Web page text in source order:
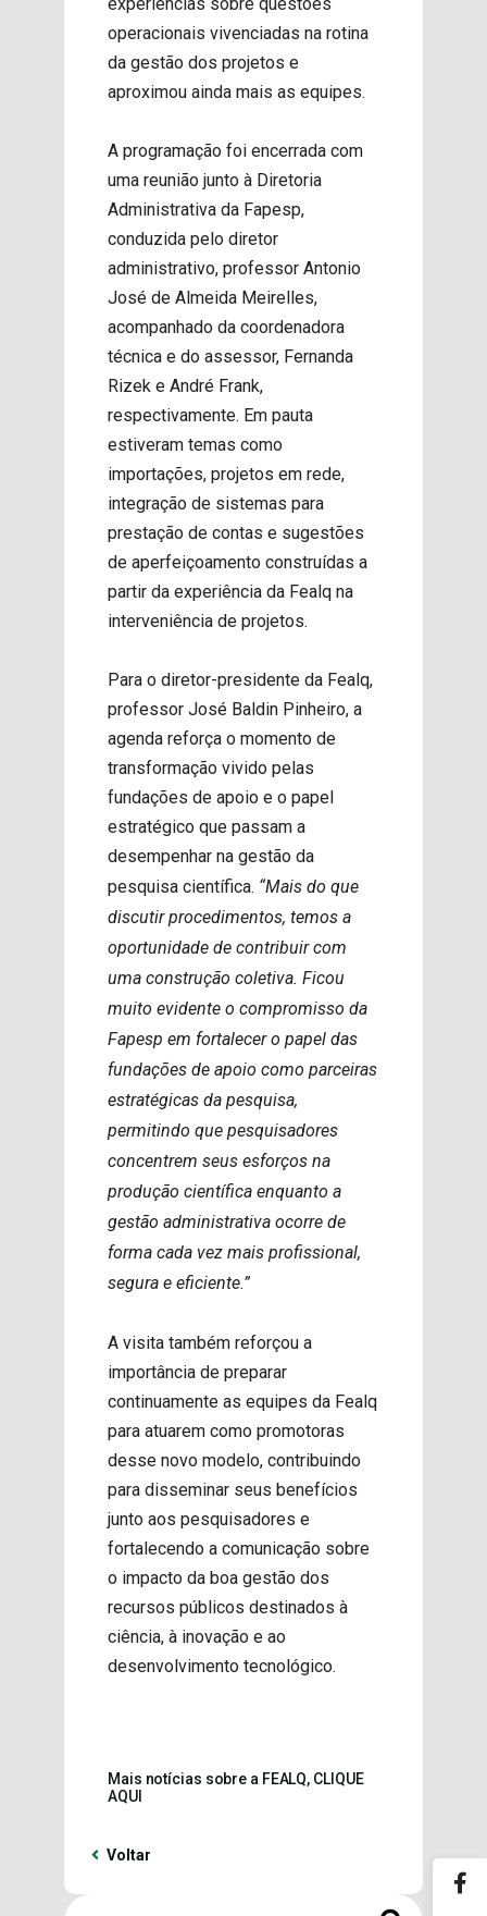
operacionais vivenciadas na rotina
da gestão dos projetos e
aproximou ainda mais as equipes.
A programação foi encerrada com
uma reunião junto à Diretoria
Administrativa da Fapesp,
conduzida pelo diretor
administrativo, professor Antonio
José de Almeida Meirelles,
acompanhado da coordenadora
técnica e do assessor, Fernanda
Rizek e André Frank,
respectivamente. Em pauta
estiveram temas como
importações, projetos em rede,
integração de sistemas para
prestação de contas e sugestões
de aperfeiçoamento construídas a
partir da experiência da Fealq na
interveniência de projetos.
Para o diretor-presidente da Fealq,
professor José Baldin Pinheiro, a
agenda reforça o momento de
transformação vivido pelas
fundações de apoio e o papel
estratégico que passam a
desempenhar na gestão da
pesquisa científica. “Mais do que
discutir procedimentos, temos a
oportunidade de contribuir com
uma construção coletiva. Ficou
muito evidente o compromisso da
Fapesp em fortalecer o papel das
fundações de apoio como parceiras
estratégicas da pesquisa,
permitindo que pesquisadores
concentrem seus esforços na
produção científica enquanto a
gestão administrativa ocorre de
forma cada vez mais profissional,
segura e eficiente.”
A visita também reforçou a
importância de preparar
continuamente as equipes da Fealq
para atuarem como promotoras
desse novo modelo, contribuindo
para disseminar seus benefícios
junto aos pesquisadores e
fortalecendo a comunicação sobre
o impacto da boa gestão dos
recursos públicos destinados à
ciência, à inovação e ao
desenvolvimento tecnológico.
Mais notícias sobre a FEALQ, CLIQUE
AQUI
Voltar